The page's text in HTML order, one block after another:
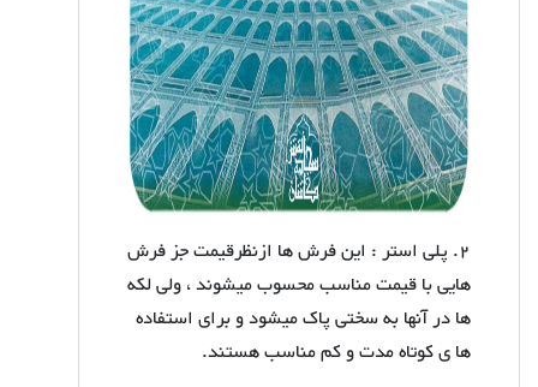
2. پلی استر : این فرش ها ازنظرقیمت جز فرش
هایی با قیمت مناسب محسوب میشوند ، ولی لکه
ها در آنها به سختی پاک میشود و برای استفاده
ها ی کوتاه مدت و کم مناسب هستند.